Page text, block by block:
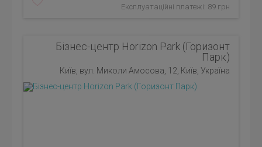
Експлуатаційні платежі: 89 грн
Бізнес-центр Horizon Park (Горизонт
Парк)
Київ, вул. Миколи Амосова, 12, Київ, Україна